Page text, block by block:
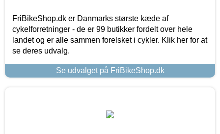
FriBikeShop.dk er Danmarks største kæde af
cykelforretninger - de er 99 butikker fordelt over hele
landet og er alle sammen forelsket i cykler. Klik her for at
se deres udvalg.
Se udvalget på FriBikeShop.dk